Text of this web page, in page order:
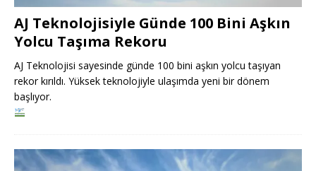
AJ Teknolojisiyle Günde 100 Bini Aşkın
Yolcu Taşıma Rekoru
AJ Teknolojisi sayesinde günde 100 bini aşkın yolcu taşıyan
rekor kırıldı. Yüksek teknolojiyle ulaşımda yeni bir dönem
başlıyor.